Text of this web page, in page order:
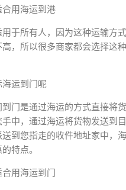
合用海运到港
用于所有人，因为这种运输方
高，所以很多商家都会选择这
运到门呢
到门是通过海运的方式直接将
手中，通过海运将货物发送到
送到您指走的收件地址家中，
特点。
用海运到门